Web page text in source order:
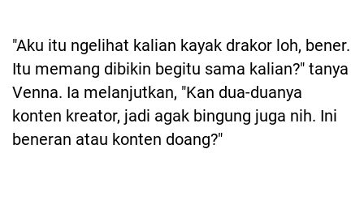
"Aku itu ngelihat kalian kayak drakor loh, bener.
Itu memang dibikin begitu sama kalian?" tanya
Venna. Ia melanjutkan, "Kan dua-duanya
konten kreator, jadi agak bingung juga nih. Ini
beneran atau konten doang?"